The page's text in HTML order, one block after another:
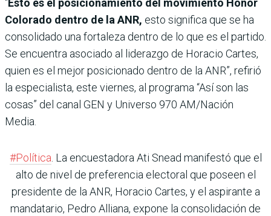
“Esto es el posicionamiento del movimiento Honor
Colorado dentro de la ANR, esto significa que se ha
consolidado una fortaleza dentro de lo que es el partido.
Se encuentra asociado al liderazgo de Horacio Cartes,
quien es el mejor posicionado dentro de la ANR”, refirió
la especialista, este viernes, al programa “Así son las
cosas” del canal GEN y Universo 970 AM/Nación
Media.
#Política. La encuestadora Ati Snead manifestó que el
alto de nivel de preferencia electoral que poseen el
presidente de la ANR, Horacio Cartes, y el aspirante a
mandatario, Pedro Alliana, expone la consolidación de